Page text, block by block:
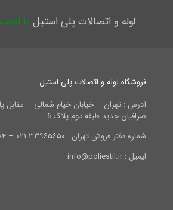
لوله و اتصالات پلی استیل با
فروشگاه لوله و اتصالات پلی استیل
آدرس : تهران – خیابان خیام شمالی – مقابل
صرافیان جدید طبقه دوم پلاک 6
شماره دفتر فروش تهران : ۳۳۹۶۵۶۵۰ ۰۲۱ – ۳۳۹۹۲۲۸۴ ۰۲۱
ایمیل : info@poliestil.ir